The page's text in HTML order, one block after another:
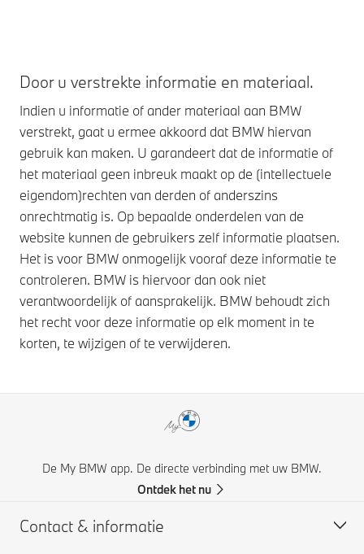
Door u verstrekte informatie en materiaal.
Indien u informatie of ander materiaal aan BMW
verstrekt, gaat u ermee akkoord dat BMW hiervan
gebruik kan maken. U garandeert dat de informatie of
het materiaal geen inbreuk maakt op de (intellectuele
eigendom)rechten van derden of anderszins
onrechtmatig is. Op bepaalde onderdelen van de
website kunnen de gebruikers zelf informatie plaatsen.
Het is voor BMW onmogelijk vooraf deze informatie te
controleren. BMW is hiervoor dan ook niet
verantwoordelijk of aansprakelijk. BMW behoudt zich
het recht voor deze informatie op elk moment in te
korten, te wijzigen of te verwijderen.
De My BMW app. De directe verbinding met uw BMW.
Ontdek het nu
Contact & informatie